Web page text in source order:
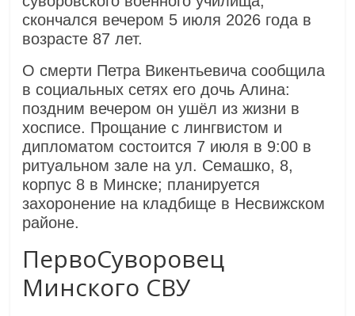
скончался вечером 5 июля 2026 года в
возрасте 87 лет.
О смерти Петра Викентьевича сообщила
в социальных сетях его дочь Алина:
поздним вечером он ушёл из жизни в
хосписе. Прощание с лингвистом и
дипломатом состоится 7 июля в 9:00 в
ритуальном зале на ул. Семашко, 8,
корпус 8 в Минске; планируется
захоронение на кладбище в Несвижском
районе.
ПервоСуворовец
Минского СВУ